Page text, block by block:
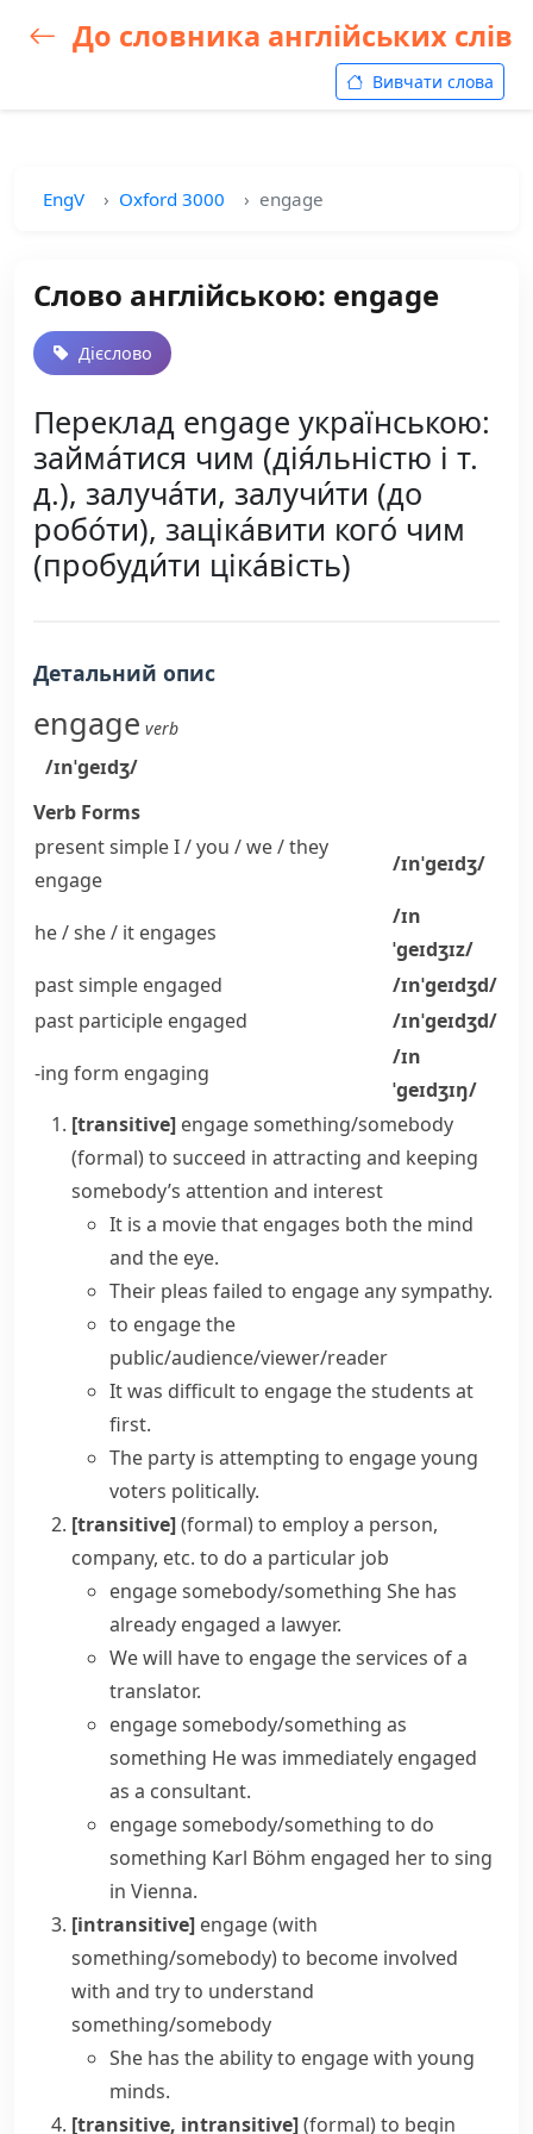
До словника англійських слів
Вивчати слова
EngV Oxford 3000 engage
Слово англійською: engage
Дієслово
Переклад engage українською:
займа́тися чим (дія́льністю і т.
д.), залуча́ти, залучи́ти (до
робо́ти), заціка́вити кого́ чим
(пробуди́ти ціка́вість)
Детальний опис
engage verb
/ɪnˈɡeɪdʒ/
Verb Forms
present simple I / you / we / they
engage
/ɪnˈɡeɪdʒ/
he / she / it engages
/ɪn
ˈɡeɪdʒɪz/
past simple engaged
/ɪnˈɡeɪdʒd/
past participle engaged
/ɪnˈɡeɪdʒd/
-ing form engaging
/ɪn
ˈɡeɪdʒɪŋ/
[transitive] engage something/somebody
(formal)to succeed in attracting and keeping
somebody’s attention and interest
It is a movie that engages both the mind
and the eye.
Their pleas failed to engage any sympathy.
to engage the
public/audience/viewer/reader
It was difficult to engage the students at
first.
The party is attempting to engage young
voters politically.
[transitive](formal)to employ a person,
company, etc. to do a particular job
engage somebody/something She has
already engaged a lawyer.
We will have to engage the services of a
translator.
engage somebody/something as
something He was immediately engaged
as a consultant.
engage somebody/something to do
something Karl Böhm engaged her to sing
in Vienna.
[intransitive] engage (with
something/somebody)to become involved
with and try to understand
something/somebody
She has the ability to engage with young
minds.
[transitive, intransitive](formal)to begin